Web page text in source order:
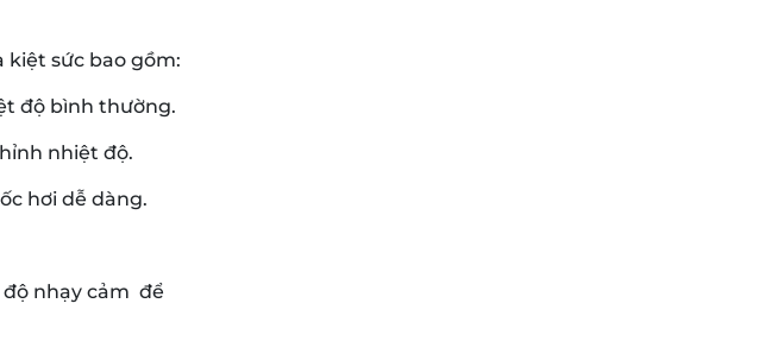
kiệt sức bao gồm:
độ bình thường.
nhiệt độ.
hơi dễ dàng.
nhạy cảm để